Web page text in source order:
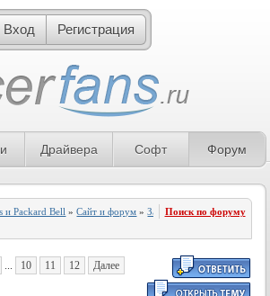
Вход Регистрация
Драйвера Софт Форум
и Packard Bell »Сайт и форум »Замечания и
Поиск по форуму
... 10 11 12 Далее